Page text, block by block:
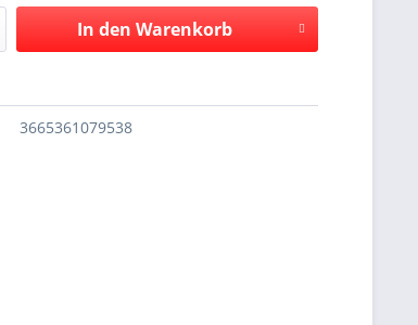
In den Warenkorb
3665361079538